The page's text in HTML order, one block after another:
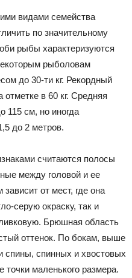
видами семейства
по значительному
рыбы характеризуются
рыболовам
до 30-ти кг. Рекордный
в 60 кг. Средняя
115 см, но иногда
до 2 метров.
считаются полосы
между головой и ее
от мест, где она
серую окраску, так и
Брюшная область
оттенок. По бокам, выше
спины, спинных и хвостовых
маленького размера.